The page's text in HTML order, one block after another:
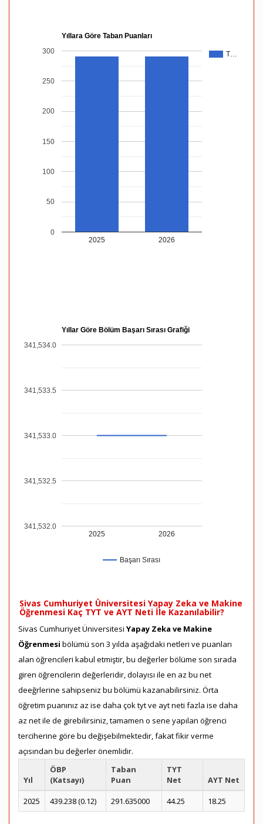
Yıllara Göre Taban Puanları
T…
2025 2026
0
50
100
150
200
250
300
Yıllar Göre Bölüm Başarı Sırası Grafiği
Başarı Sırası
2025 2026
341,532.0
341,532.5
341,533.0
341,533.5
341,534.0
Sivas Cumhuriyet Üniversitesi Yapay Zeka ve Makine
Öğrenmesi Kaç TYT ve AYT Neti İle Kazanılabilir?
Sivas Cumhuriyet Üniversitesi Yapay Zeka ve Makine
Öğrenmesi bölümü son 3 yılda aşağıdaki netleri ve puanları
alan öğrencileri kabul etmiştir, bu değerler bölüme son sırada
giren öğrencilerin değerleridir, dolayısı ile en az bu net
deeğrlerine sahipseniz bu bölümü kazanabilirsiniz. Örta
öğretim puanınız az ise daha çok tyt ve ayt neti fazla ise daha
az net ile de girebilirsiniz, tamamen o sene yapılan öğrenci
terciherine göre bu değişebilmektedir, fakat fikir verme
açısından bu değerler önemlidir.
Yıl
ÖBP
(Katsayı)
Taban
Puan
TYT
Net
AYT Net
2025
439.238 (0.12) 291.635000 44.25 18.25